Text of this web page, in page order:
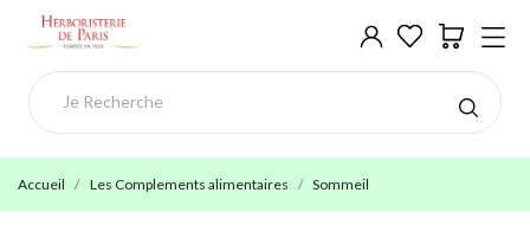
Accueil Les Complements alimentaires Sommeil